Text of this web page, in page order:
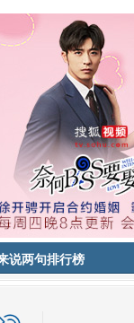
说两句排行榜